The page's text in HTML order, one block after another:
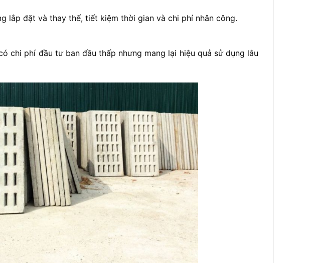
lắp đặt và thay thế, tiết kiệm thời gian và chi phí nhân công.
chi phí đầu tư ban đầu thấp nhưng mang lại hiệu quả sử dụng lâu